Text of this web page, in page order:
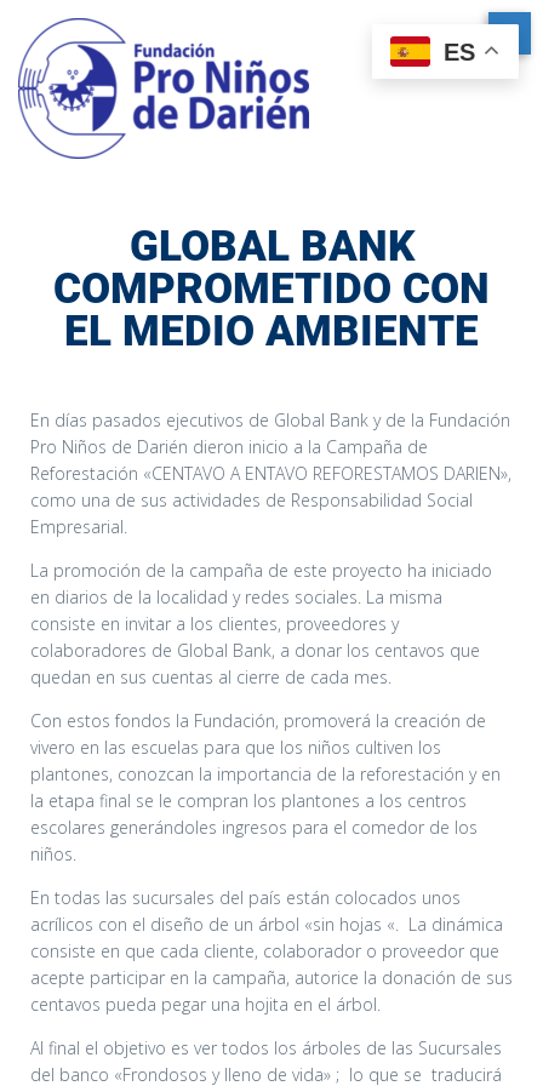
GLOBAL BANK
COMPROMETIDO CON
EL MEDIO AMBIENTE
En días pasados ejecutivos de Global Bank y de la Fundación
Pro Niños de Darién dieron inicio a la Campaña de
Reforestación «CENTAVO A ENTAVO REFORESTAMOS DARIEN»,
como una de sus actividades de Responsabilidad Social
Empresarial.
La promoción de la campaña de este proyecto ha iniciado
en diarios de la localidad y redes sociales. La misma
consiste en invitar a los clientes, proveedores y
colaboradores de Global Bank, a donar los centavos que
quedan en sus cuentas al cierre de cada mes.
Con estos fondos la Fundación, promoverá la creación de
vivero en las escuelas para que los niños cultiven los
plantones, conozcan la importancia de la reforestación y en
la etapa final se le compran los plantones a los centros
escolares generándoles ingresos para el comedor de los
niños.
En todas las sucursales del país están colocados unos
acrílicos con el diseño de un árbol «sin hojas «. La dinámica
consiste en que cada cliente, colaborador o proveedor que
acepte participar en la campaña, autorice la donación de sus
centavos pueda pegar una hojita en el árbol.
Al final el objetivo es ver todos los árboles de las Sucursales
del banco «Frondosos y lleno de vida» ; lo que se traducirá
ES